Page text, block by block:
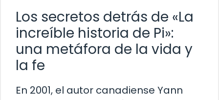
Los secretos detrás de «La
increíble historia de Pi»:
una metáfora de la vida y
la fe
En 2001, el autor canadiense Yann